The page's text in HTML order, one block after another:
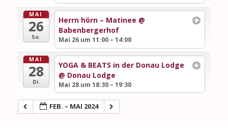
MAI
26
So.
Herrn hörn – Matinee @
Babenbergerhof
Mai 26 um 11:00 – 14:00
MAI
28
Di.
YOGA & BEATS in der Donau Lodge
@ Donau Lodge
Mai 28 um 18:30 – 19:30
FEB. – MAI 2024